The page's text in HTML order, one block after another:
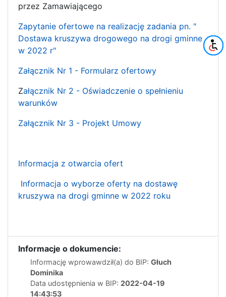
przez Zamawiającego
Zapytanie ofertowe na realizację zadania pn. "
Dostawa kruszywa drogowego na drogi gminne
w 2022 r"
Załącznik Nr 1 - Formularz ofertowy
Załącznik Nr 2 - Oświadczenie o spełnieniu
warunków
Załącznik Nr 3 - Projekt Umowy
Informacja z otwarcia ofert
Informacja o wyborze oferty na dostawę
kruszywa na drogi gminne w 2022 roku
Informacje o dokumencie:
Informację wprowawdził(a) do BIP: Głuch
Dominika
Data udostępnienia w BIP: 2022-04-19
14:43:53